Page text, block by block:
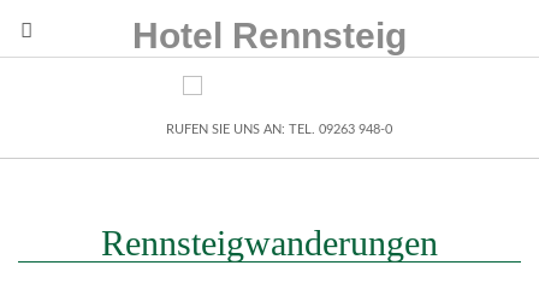
Hotel Rennsteig
RUFEN SIE UNS AN: TEL. 09263 948-0
Rennsteigwanderungen